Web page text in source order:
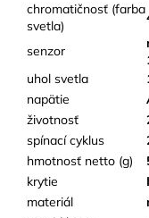
chromatičnosť (farba
svetla)
senzor
uhol svetla
napätie
životnosť
spínací cyklus
hmotnosť netto (g)
krytie
materiál